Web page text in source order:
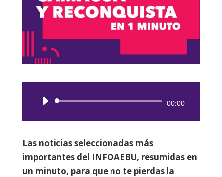
Reproductor
00:00
Las noticias seleccionadas más
importantes del INFOAEBU, resumidas en
un minuto, para que no te pierdas la